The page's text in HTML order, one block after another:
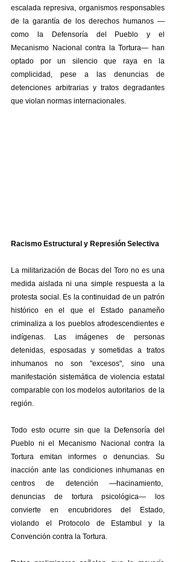
escalada represiva, organismos responsables
de la garantía de los derechos humanos —
como la Defensoría del Pueblo y el
Mecanismo Nacional contra la Tortura— han
optado por un silencio que raya en la
complicidad, pese a las denuncias de
detenciones arbitrarias y tratos degradantes
que violan normas internacionales.
Racismo Estructural y Represión Selectiva
La militarización de Bocas del Toro no es una
medida aislada ni una simple respuesta a la
protesta social. Es la continuidad de un patrón
histórico en el que el Estado panameño
criminaliza a los pueblos afrodescendientes e
indígenas. Las imágenes de personas
detenidas, esposadas y sometidas a tratos
inhumanos no son "excesos", sino una
manifestación sistemática de violencia estatal
comparable con los modelos autoritarios  de la
región.
Todo esto ocurre sin que la Defensoría del
Pueblo ni el Mecanismo Nacional contra la
Tortura emitan informes o denuncias. Su
inacción ante las condiciones inhumanas en
centros de detención —hacinamiento,
denuncias de tortura psicológica— los
convierte en encubridores del Estado,
violando el Protocolo de Estambul y la
Convención contra la Tortura.